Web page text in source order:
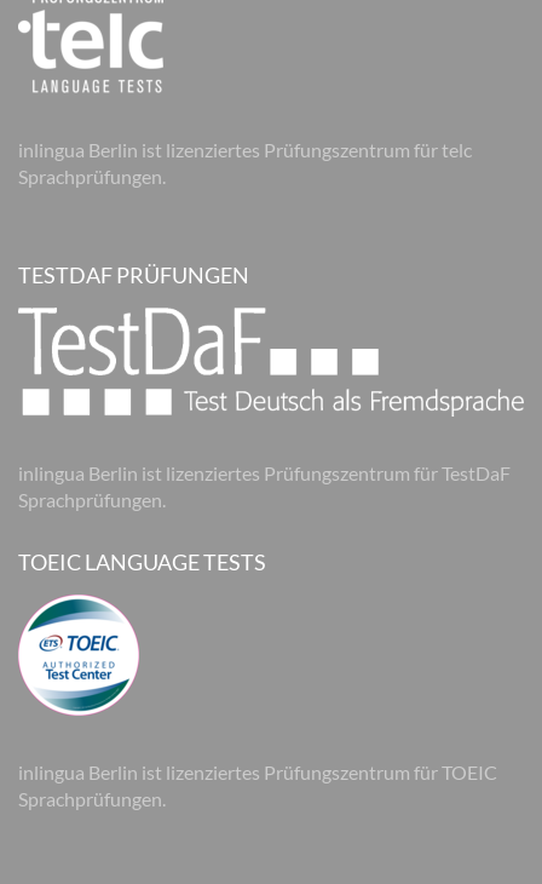
inlingua Berlin ist lizenziertes Prüfungszentrum für telc
Sprachprüfungen.
TESTDAF PRÜFUNGEN
inlingua Berlin ist lizenziertes Prüfungszentrum für TestDaF
Sprachprüfungen.
TOEIC LANGUAGE TESTS
inlingua Berlin ist lizenziertes Prüfungszentrum für TOEIC
Sprachprüfungen.